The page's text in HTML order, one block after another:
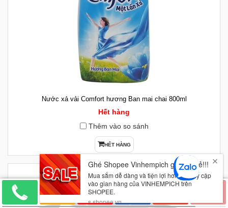
Nước xả vải Comfort hương Ban mai chai 800ml
Hết hàng
Thêm vào so sánh
HẾT HÀNG